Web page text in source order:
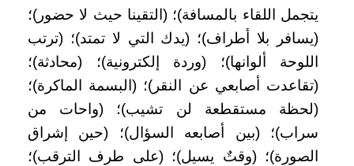
يتجمل اللقاء بالمسافة)؛ (التقينا حيث لا حضور)؛
(يسافر بلا أطراف)؛ (يدك التي لا تمتد)؛ (ترتب
اللوحة ألوانها)؛ (وردة إلكترونية)؛ (محادثة)؛
(تقاعدت أصابعي عن النقر)؛ (البسمة الماكرة)؛
(لحظة مستقطعة لن تشيب)؛ (واحات من
سراب)؛ (بين أصابعه السؤال)؛ (حين إشراق
الصورة)؛ (وقتٌ يسيل)؛ (على طرف الترقب)؛